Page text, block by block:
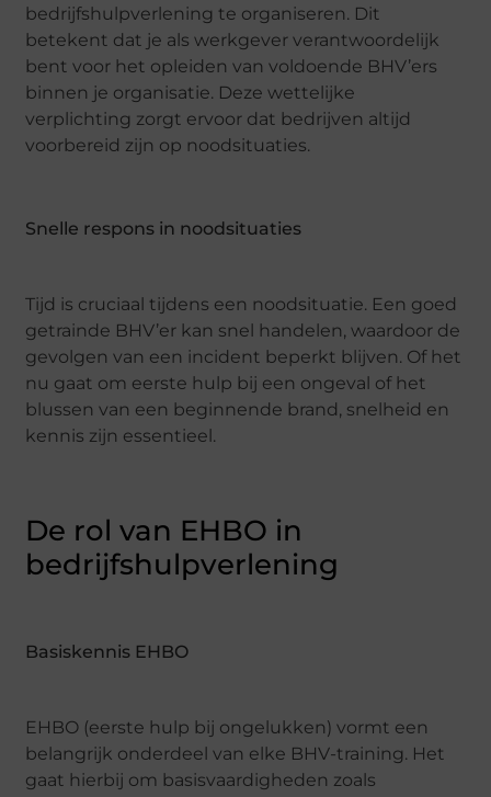
bedrijfshulpverlening te organiseren. Dit
betekent dat je als werkgever verantwoordelijk
bent voor het opleiden van voldoende BHV’ers
binnen je organisatie. Deze wettelijke
verplichting zorgt ervoor dat bedrijven altijd
voorbereid zijn op noodsituaties.
Snelle respons in noodsituaties
Tijd is cruciaal tijdens een noodsituatie. Een goed
getrainde BHV’er kan snel handelen, waardoor de
gevolgen van een incident beperkt blijven. Of het
nu gaat om eerste hulp bij een ongeval of het
blussen van een beginnende brand, snelheid en
kennis zijn essentieel.
De rol van EHBO in
bedrijfshulpverlening
Basiskennis EHBO
EHBO (eerste hulp bij ongelukken) vormt een
belangrijk onderdeel van elke BHV-training. Het
gaat hierbij om basisvaardigheden zoals